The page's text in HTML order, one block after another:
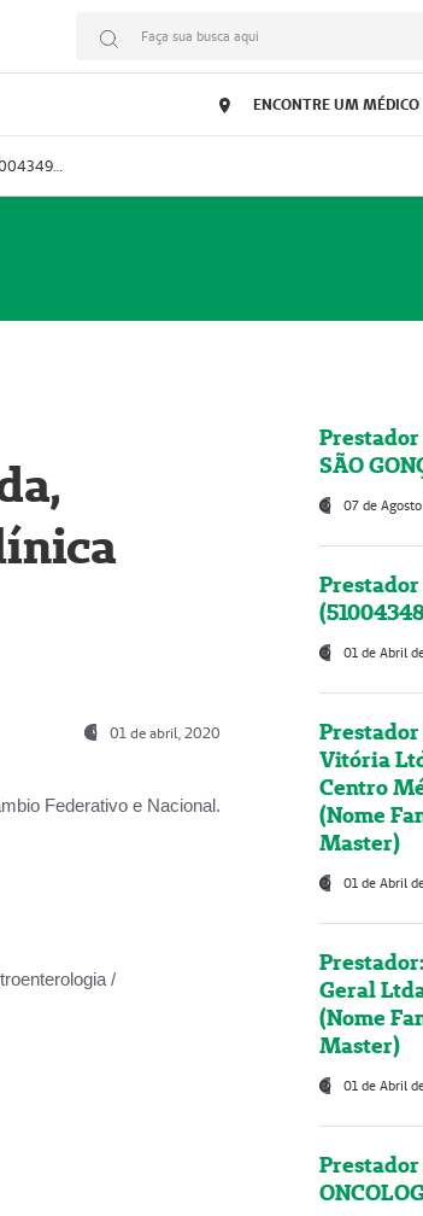
Faça sua busca aqui
ENCONTRE UM MÉDICO
Prestador: Vipmed Clínica Geral Ltda, 51004349-0 (Nome Fantasia: Policlínica Master)
01 de abril, 2020
Federativo e Nacional.
/
SÃO
07 de
01 de Abril
Vitória
Centro
(Nome
Master)
01 de Abril
Geral
(Nome
Master)
01 de Abril
Prestador